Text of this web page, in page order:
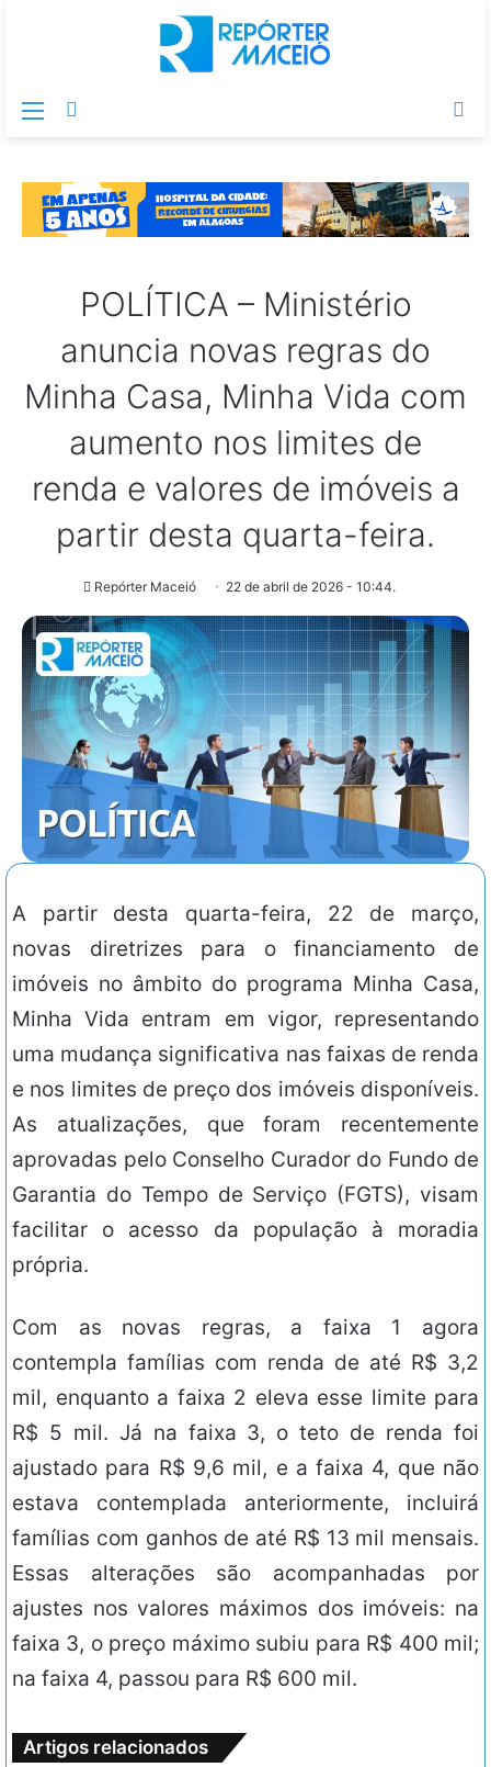
Menu
POLÍTICA – Ministério
anuncia novas regras do
Minha Casa, Minha Vida com
aumento nos limites de
renda e valores de imóveis a
partir desta quarta-feira.
Repórter Maceió 22 de abril de 2026 - 10:44.
A partir desta quarta-feira, 22 de março,
novas diretrizes para o financiamento de
imóveis no âmbito do programa Minha Casa,
Minha Vida entram em vigor, representando
uma mudança significativa nas faixas de renda
e nos limites de preço dos imóveis disponíveis.
As atualizações, que foram recentemente
aprovadas pelo Conselho Curador do Fundo de
Garantia do Tempo de Serviço (FGTS), visam
facilitar o acesso da população à moradia
própria.
Com as novas regras, a faixa 1 agora
contempla famílias com renda de até R$ 3,2
mil, enquanto a faixa 2 eleva esse limite para
R$ 5 mil. Já na faixa 3, o teto de renda foi
ajustado para R$ 9,6 mil, e a faixa 4, que não
estava contemplada anteriormente, incluirá
famílias com ganhos de até R$ 13 mil mensais.
Essas alterações são acompanhadas por
ajustes nos valores máximos dos imóveis: na
faixa 3, o preço máximo subiu para R$ 400 mil;
na faixa 4, passou para R$ 600 mil.
Artigos relacionados